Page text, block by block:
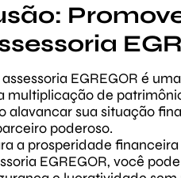
EGREGOR é
multiplicação de
alavancar sua situação
poderoso.
a prosperidade
EGREGOR, você